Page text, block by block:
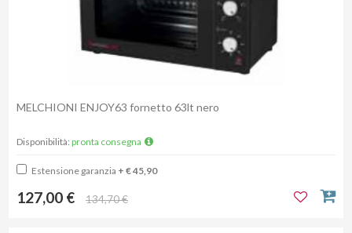
MELCHIONI ENJOY63 fornetto 63lt nero
Disponibilità: pronta consegna
Estensione garanzia + € 45,90
127,00 € 134,70 €